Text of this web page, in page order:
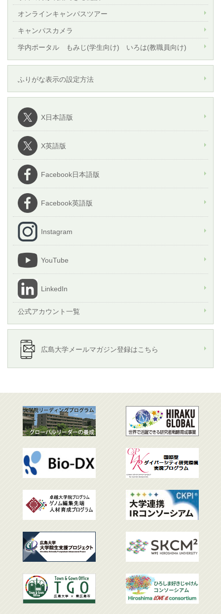
オンラインキャンパスツアー
キャンパスカメラ
学内ポータル もみじ(学生向け) いろは(教職員向け)
ふりがな表示の設定方法
X日本語版
X英語版
Facebook日本語版
Facebook英語版
Instagram
YouTube
LinkedIn
公式アカウント一覧
広島大学メールマガジン登録はこちら